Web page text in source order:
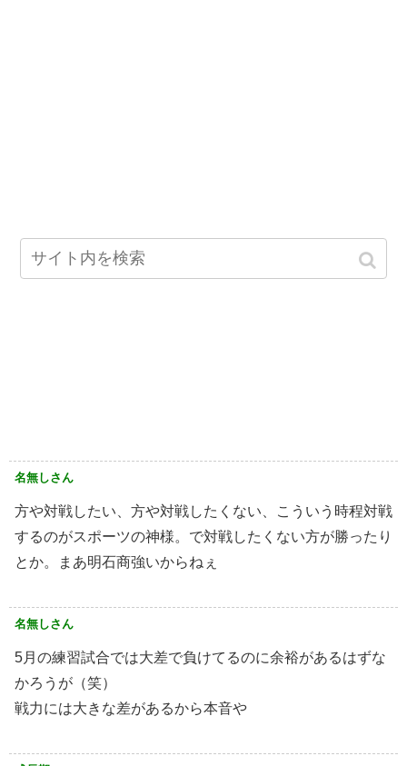
名無しさん
方や対戦したい、方や対戦したくない、こういう時程対戦
するのがスポーツの神様。で対戦したくない方が勝ったり
とか。まあ明石商強いからねぇ
名無しさん
5月の練習試合では大差で負けてるのに余裕があるはずな
かろうが（笑）
戦力には大きな差があるから本音や